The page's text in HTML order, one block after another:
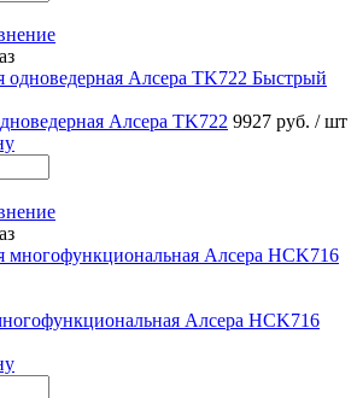
Быстрый
Алсера TK722 9927 руб. / шт
Алсера HCK716